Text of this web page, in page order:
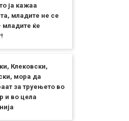
ја кажаа
младите не се
младите ќе
Клековски,
мора да
за труењето во
и во цела